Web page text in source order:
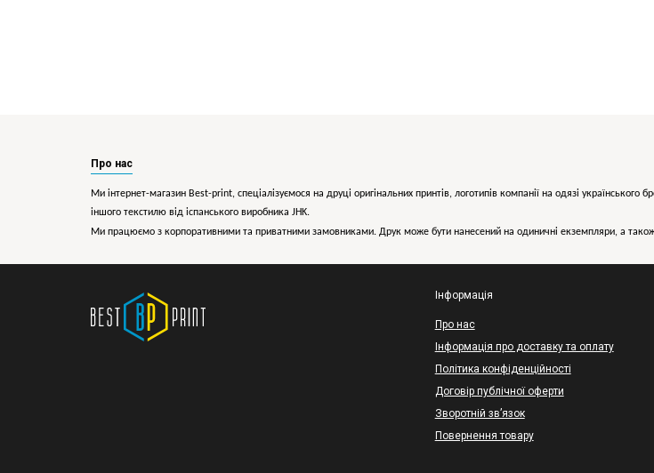
Про нас
Ми інтернет-магазин Best-print, спеціалізуємося на друці оригінальних принтів, логотипів компанії на одязі українського
іншого текстилю від іспанського виробника JHK.
Ми працюємо з корпоративними та приватними замовниками. Друк може бути нанесений на одиничні екземпляри, а
Інформація
Про нас
Інформація про доставку та оплату
Політика конфіденційності
Договір публічної оферти
Зворотній зв’язок
Повернення товару